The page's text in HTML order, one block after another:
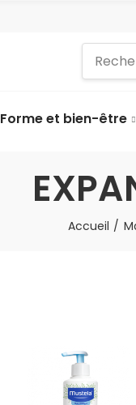
Forme et bien-être
Accueil